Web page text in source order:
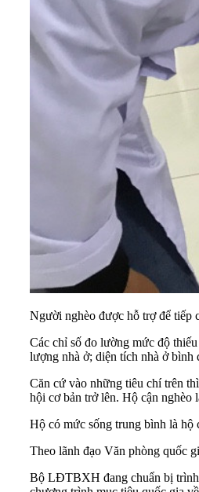
Người nghèo được hỗ trợ để tiếp
Các chỉ số đo lường mức độ
lượng nhà ở; diện tích nhà ở bình
Căn cứ vào những tiêu chí trên
hội cơ bản trở lên. Hộ cận nghèo
Hộ có mức sống trung bình là hộ
Theo lãnh đạo Văn phòng quốc
Bộ LĐTBXH đang chuẩn bị trình